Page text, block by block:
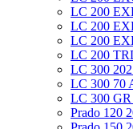
LC 200
LC 200
LC 200
LC 200
LC 300
LC 300 70
LC 300 GR
Prado 120